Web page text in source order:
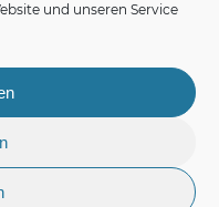
und unseren Service